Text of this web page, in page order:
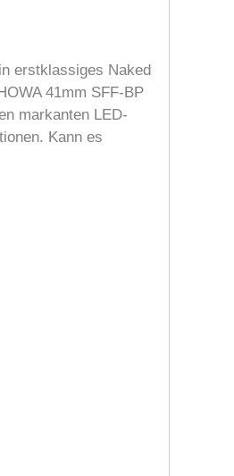
erstklassiges Naked
41mm SFF-BP
markanten LED-
Kann es